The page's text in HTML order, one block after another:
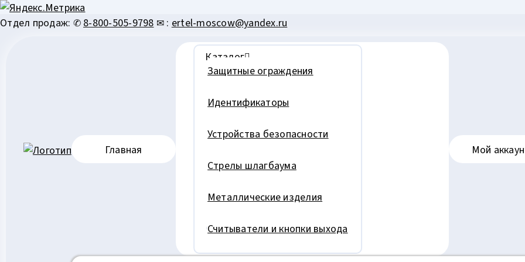
Перейти
Отдел продаж: ✆ 8-800-505-9798 ✉ : ertel-moscow@yandex.ru
Главная
Каталог
Защитные ограждения
Идентификаторы
Устройства безопасности
Стрелы шлагбаума
Металлические изделия
Считыватели и кнопки выхода
Мой